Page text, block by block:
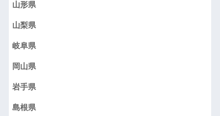
山形県
山梨県
岐阜県
岡山県
岩手県
島根県